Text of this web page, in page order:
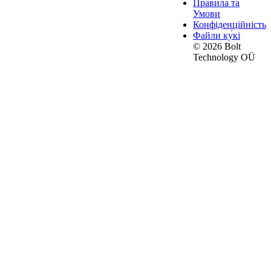
Правила та
Умови
Конфіденційність
Файли ку́кі
© 2026 Bolt
Technology OÜ